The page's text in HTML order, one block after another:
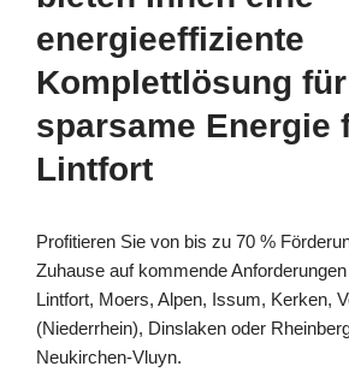
energieeffiziente
Komplettlösung für
sparsame Energie
Lintfort
Profitieren Sie von bis zu 70 %
Zuhause auf kommende
Lintfort, Moers, Alpen, Issum, Kerken,
(Niederrhein), Dinslaken oder
Neukirchen-Vluyn.